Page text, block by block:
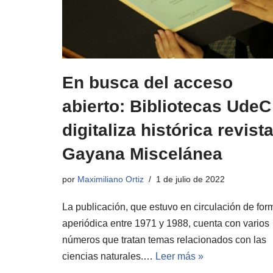
En busca del acceso
abierto: Bibliotecas UdeC
digitaliza histórica revista
Gayana Miscelánea
por Maximiliano Ortiz 1 de julio de 2022
La publicación, que estuvo en circulación de
aperiódica entre 1971 y 1988, cuenta con varios
números que tratan temas relacionados con las
ciencias naturales.… Leer más »